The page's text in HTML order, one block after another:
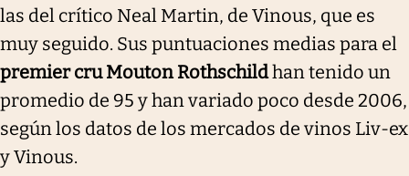
las del crítico Neal Martin, de Vinous, que es
muy seguido. Sus puntuaciones medias para el
premier cru Mouton Rothschildhan tenido un
promedio de 95 y han variado poco desde 2006,
según los datos de los mercados de vinos Liv-ex
y Vinous.